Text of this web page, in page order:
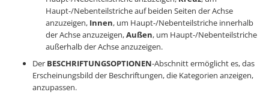
Haupt-/Nebenteilstriche auf beiden Seiten der Achse
anzuzeigen, Innen, um Haupt-/Nebenteilstriche innerhalb
der Achse anzuzeigen,Außen, um Haupt-/Nebenteilstriche
außerhalb der Achse anzuzeigen.
Der BESCHRIFTUNGSOPTIONEN-Abschnitt ermöglicht es, das
Erscheinungsbild der Beschriftungen, die Kategorien anzeigen,
anzupassen.